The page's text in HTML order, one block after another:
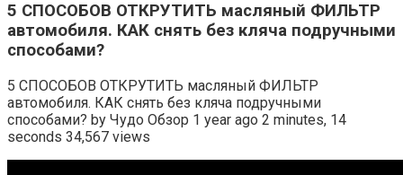
5 СПОСОБОВ ОТКРУТИТЬ масляный ФИЛЬТР
автомобиля. КАК снять без кляча подручными
способами?
5 СПОСОБОВ ОТКРУТИТЬ масляный ФИЛЬТР
автомобиля. КАК снять без кляча подручными
способами? by Чудо Обзор 1 year ago 2 minutes, 14
seconds 34,567 views